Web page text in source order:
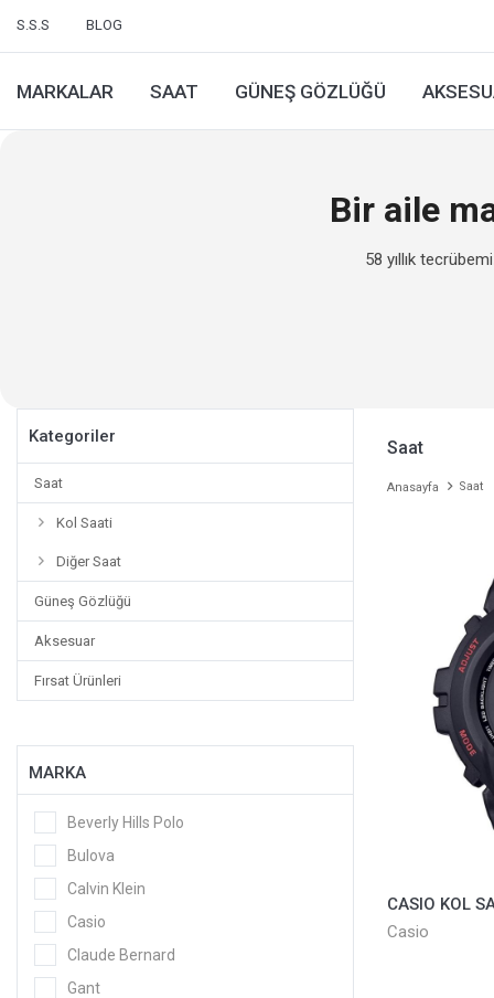
S.S.S BLOG
MARKALAR SAAT GÜNEŞ GÖZLÜĞÜ
Bir aile
58 yıllık
Kategoriler
Saat
Kol Saati
Diğer Saat
Güneş Gözlüğü
Aksesuar
Fırsat Ürünleri
MARKA
Beverly Hills Polo
Bulova
Calvin Klein
Casio
Claude Bernard
Gant
Saat
Anasayfa Saat
Casio